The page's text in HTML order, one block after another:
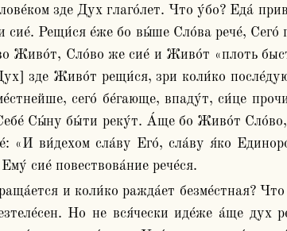
зде Дух глаго́лет. Что у́бо? Еда́
сие́. Рещи́ся е́же бо вы́ше Сло́ва рече́,
Сло́во же сие́ и Живо́т «плоть
зде Живо́т рещи́ся, зри коли́ко
сего́ бе́гающе, впаду́т, си́це
Сы́ну бы́ти реку́т. А́ще бо Живо́т
«И ви́дехом сла́ву Его́, сла́ву я́ко
сие́ повествова́ние рече́ся.
Но не вся́чески иде́же а́ще